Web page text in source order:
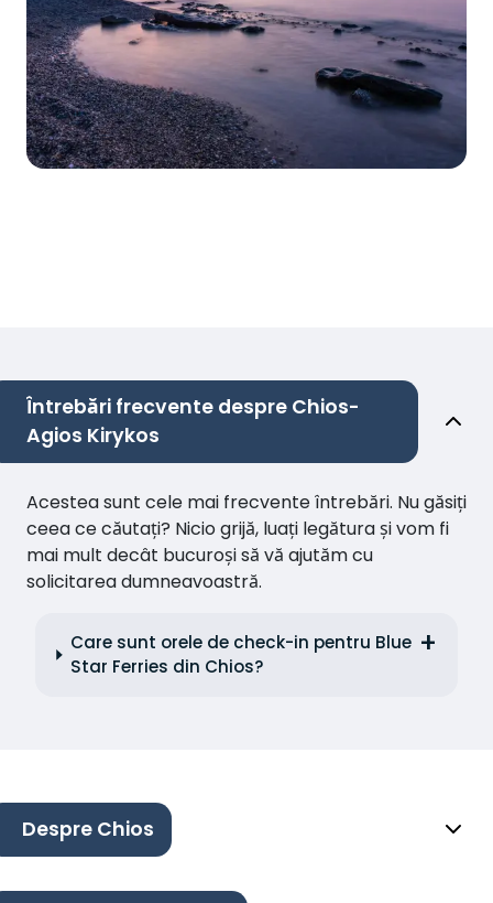
Întrebări frecvente despre Chios-
Agios Kirykos
Acestea sunt cele mai frecvente întrebări. Nu găsiți
ceea ce căutați? Nicio grijă, luați legătura și vom fi
mai mult decât bucuroși să vă ajutăm cu
solicitarea dumneavoastră.
Care sunt orele de check-in pentru Blue
Star Ferries din Chios?
Despre Chios